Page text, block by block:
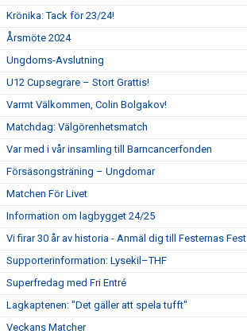
Krönika: Tack för 23/24!
Årsmöte 2024
Ungdoms-Avslutning
U12 Cupsegrare – Stort Grattis!
Varmt Välkommen, Colin Bolgakov!
Matchdag: Välgörenhetsmatch
Var med i vår insamling till Barncancerfonden
Försäsongsträning – Ungdomar
Matchen För Livet
Information om lagbygget 24/25
Vi firar 30 år av historia - Anmäl dig till Festernas Fest
Supporterinformation: Lysekil–THF
Superfredag med Fri Entré
Lagkaptenen: "Det gäller att spela tufft"
Veckans Matcher